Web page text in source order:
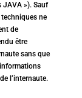
JAVA »). Sauf
techniques ne
de
être
sans que
l’internaute.